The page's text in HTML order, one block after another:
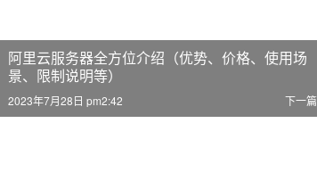
阿里云服务器全方位介绍（优势、价格、使用场
景、限制说明等）
下一篇
2023年7月28日 pm2:42